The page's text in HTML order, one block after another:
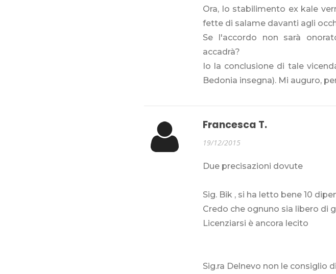
Ora, lo stabilimento ex kale
fette di salame davanti agli
Se l'accordo non sarà
accadrà?
Io la conclusione di tale
Bedonia insegna). Mi auguro,
Francesca T.
19/12/2015
Due precisazioni dovute
Sig. Bik , si ha letto bene 10
Credo che ognuno sia libero di
Licenziarsi è ancora lecito
Sig.ra Delnevo non le consiglio